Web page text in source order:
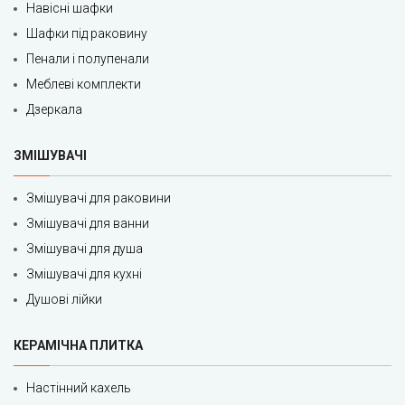
Навісні шафки
Шафки під раковину
Пенали і полупенали
Меблеві комплекти
Дзеркала
ЗМІШУВАЧІ
Змішувачі для раковини
Змішувачі для ванни
Змішувачі для душа
Змішувачі для кухні
Душові лійки
КЕРАМІЧНА ПЛИТКА
Настінний кахель